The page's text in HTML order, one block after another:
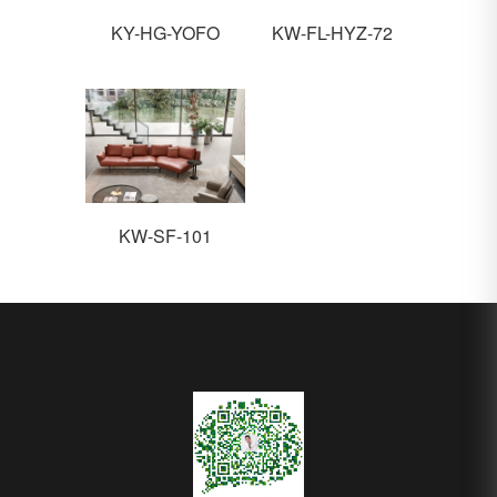
KY-HG-YOFO KW-FL-HYZ-72
KW-SF-101